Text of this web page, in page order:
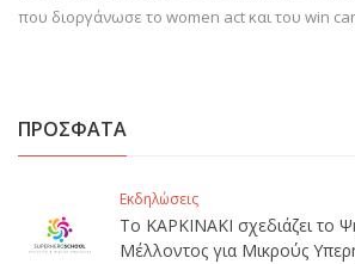
που διοργάνωσε το women act και του win
ΠΡΟΣΦΑΤΑ
Εκδηλώσεις
Το ΚΑΡΚΙΝΑΚΙ σχεδιάζει το
Μέλλοντος για Μικρούς